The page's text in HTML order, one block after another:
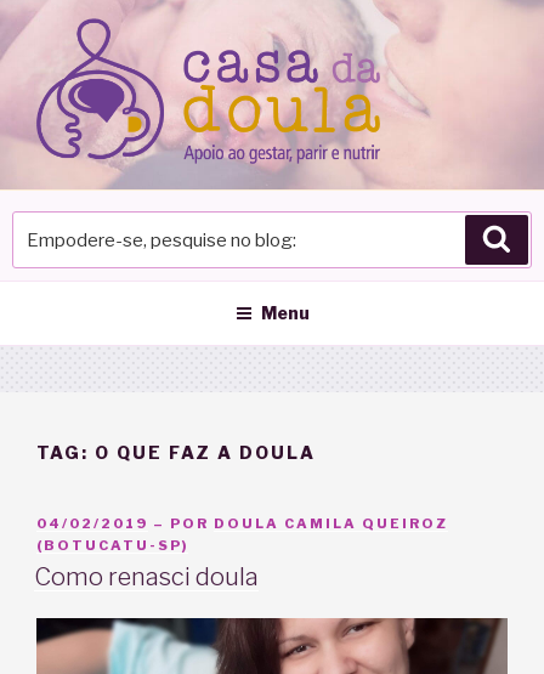
Pular
para
conteúdo
pesquise
blog
Menu
TAG: O QUE FAZ A DOULA
PUBLICADO
EM
04/02/2019 – POR DOULA CAMILA QUEIROZ
(BOTUCATU-SP)
Como renasci doula